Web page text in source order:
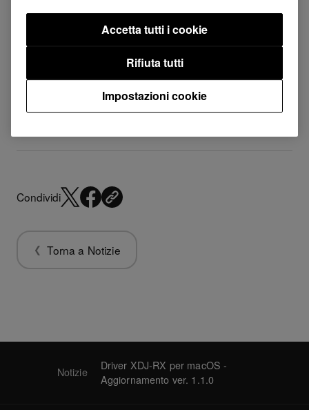
il software driver, seguire le istruzione
riportate nell'“Avviso importante per
l'installazione del software driver su macOS
High Sierra 10.13 o versioni successive”.
Condividi
Torna a Notizie
Notizie
Driver XDJ-RX per macOS -
Aggiornamento ver. 1.1.0
Impostazioni cookie
Rifiuta tutti
Accetta tutti i cookie